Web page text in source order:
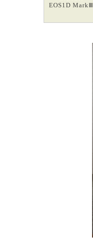
EOS1D MarkⅢ